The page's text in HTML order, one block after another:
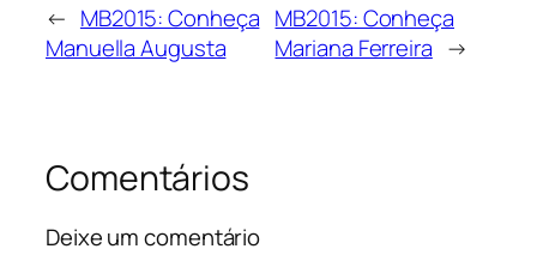
← MB2015: Conheça
Manuella Augusta
MB2015: Conheça
Mariana Ferreira →
Comentários
Deixe um comentário